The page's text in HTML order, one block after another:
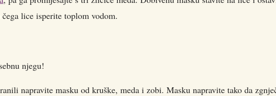
lice isperite toplom vodom.
njegu!
napravite masku od kruške, meda i zobi. Masku napravite tako da